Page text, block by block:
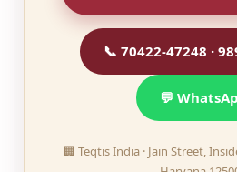
📞 70422-47248 ·
💬
🏢 Teqtis India · Jain Street,